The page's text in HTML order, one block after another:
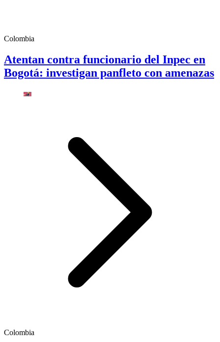
Colombia
Atentan contra funcionario del Inpec en
Bogotá: investigan panfleto con amenazas
Colombia